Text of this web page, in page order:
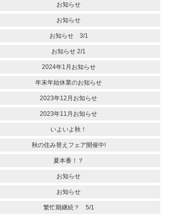
お知らせ
お知らせ
お知らせ 3/1
お知らせ 2/1
2024年1月お知らせ
年末年始休業のお知らせ
2023年12月お知らせ
2023年11月お知らせ
いよいよ秋！
秋の住み替えフェア開催中!
夏本番！？
お知らせ
お知らせ
繁忙期継続？ 5/1